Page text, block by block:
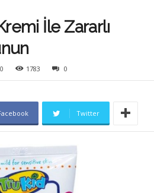
İle Zararlı
1783 0
Twitter